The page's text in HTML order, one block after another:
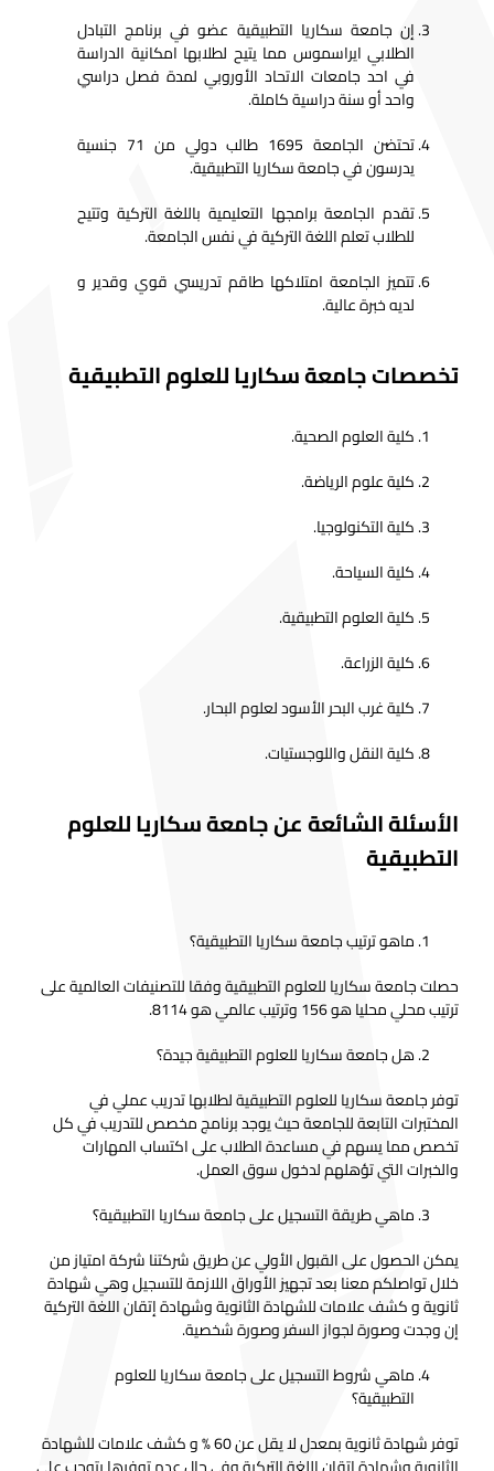
إن جامعة سكاريا التطبيقية عضو في برنامج التبادل
الطلابي ايراسموس مما يتيح لطلابها امكانية الدراسة
في احد جامعات الاتحاد الأوروبي لمدة فصل دراسي
واحد أو سنة دراسية كاملة.
تحتضن الجامعة 1695 طالب دولي من 71 جنسية
يدرسون في جامعة سكاريا التطبيقية.
تقدم الجامعة برامجها التعليمية باللغة التركية وتتيح
للطلاب تعلم اللغة التركية في نفس الجامعة.
تتميز الجامعة امتلاكها طاقم تدريسي قوي وقدير و
لديه خبرة عالية.
تخصصات جامعة سكاريا للعلوم التطبيقية
كلية العلوم الصحية.
كلية علوم الرياضة.
كلية التكنولوجيا.
كلية السياحة.
كلية العلوم التطبيقية.
كلية الزراعة.
كلية غرب البحر الأسود لعلوم البحار.
كلية النقل واللوجستيات.
الأسئلة الشائعة عن جامعة سكاريا للعلوم
التطبيقية
ماهو ترتيب جامعة سكاريا التطبيقية؟
حصلت جامعة سكاريا للعلوم التطبيقية وفقا للتصنيفات العالمية على
ترتيب محلي محليا هو 156 وترتيب عالمي هو 8114.
هل جامعة سكاريا للعلوم التطبيقية جيدة؟
توفر جامعة سكاريا للعلوم التطبيقية لطلابها تدريب عملي في
المختبرات التابعة للجامعة حيث يوجد برنامج مخصص للتدريب في كل
تخصص مما يسهم في مساعدة الطلاب على اكتساب المهارات
والخبرات التي تؤهلهم لدخول سوق العمل.
ماهي طريقة التسجيل على جامعة سكاريا التطبيقية؟
يمكن الحصول على القبول الأولي عن طريق شركتنا شركة امتياز من
خلال تواصلكم معنا بعد تجهيز الأوراق اللازمة للتسجيل وهي شهادة
ثانوية و كشف علامات للشهادة الثانوية وشهادة إتقان اللغة التركية
إن وجدت وصورة لجواز السفر وصورة شخصية.
ماهي شروط التسجيل على جامعة سكاريا للعلوم
التطبيقية؟
توفر شهادة ثانوية بمعدل لا يقل عن 60 % و كشف علامات للشهادة